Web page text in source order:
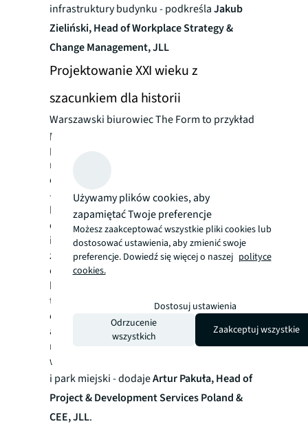
infrastruktury budynku - podkreślaJakub
Zieliński, Head of Workplace Strategy &
Change Management, JLL
Projektowanie XXI wieku z
szacunkiem dla historii
Warszawski biurowiec The Form to przykład
przyszłościowego podejścia do
projektowania biurowców, łączącego
nowoczesny design, funkcjonalność oraz
odpowiedzialność za środowisko.
- Przy wyborze właściwej lokalizacji
kluczowe dla ING Hubs Poland było, aby
obiekt umożliwiał stworzenie w pełni
innowacyjnej przestrzeni biurowej, zgodnej
ze strategią ESG firmy. The Form doskonale
odpowiada na tę potrzebę - budynek
korzysta w 100% z energii odnawialnej, a
także oferuje systemy oszczędzania wody i
optymalizacji zużycia energii. Jego
architektura zapewnia dostęp do dużej ilości
naturalnego światła, a otoczenie już wkrótce
wzbogacą zielone przestrzenie
i park miejski - dodajeArtur Pakuła, Head of
Project & Development Services Poland &
CEE, JLL.
Używamy plików cookies, aby
zapamiętać Twoje preferencje
Możesz zaakceptować wszystkie pliki cookies lub
dostosować ustawienia, aby zmienić swoje
preferencje. Dowiedź się więcej o naszej polityce
cookies.
Dostosuj ustawienia
Odrzucenie
wszystkich
Zaakceptuj wszystkie